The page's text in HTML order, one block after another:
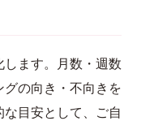
ます。月数・週数
の向き・不向きを
目安として、ご自